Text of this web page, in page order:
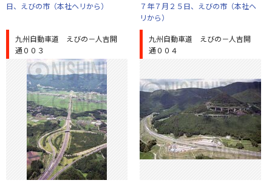
日、えびの市（本社ヘリから）
７年７月２５日、えびの市（本社ヘ
リから）
九州自動車道 えびの－人吉開
通００３
九州自動車道 えびの－人吉開
通００４